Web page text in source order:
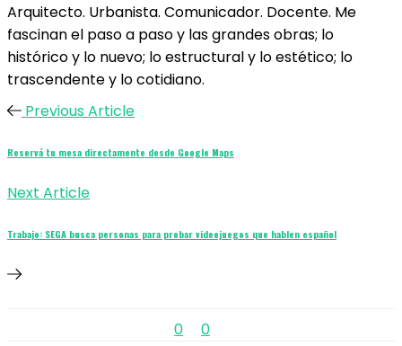
Arquitecto. Urbanista. Comunicador. Docente. Me
fascinan el paso a paso y las grandes obras; lo
histórico y lo nuevo; lo estructural y lo estético; lo
trascendente y lo cotidiano.
Previous Article
Reservá tu mesa directamente desde Google Maps
Next Article
Trabajo: SEGA busca personas para probar videojuegos que hablen español
0
0